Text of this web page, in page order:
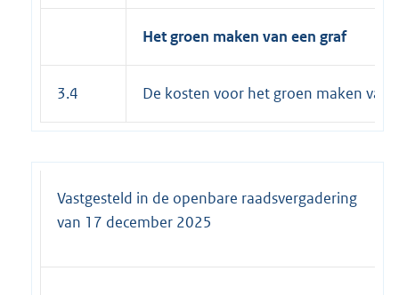
Het groen maken van een graf
3.4 De kosten voor het groen maken van
Vastgesteld in de openbare raadsvergadering
van 17 december 2025